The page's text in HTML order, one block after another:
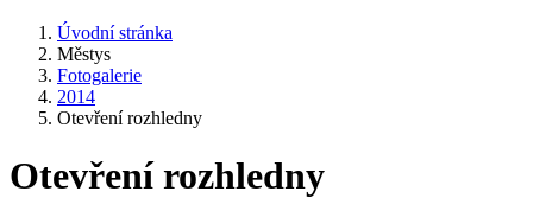
Úvodní stránka
Městys
Fotogalerie
2014
Otevření rozhledny
Otevření rozhledny